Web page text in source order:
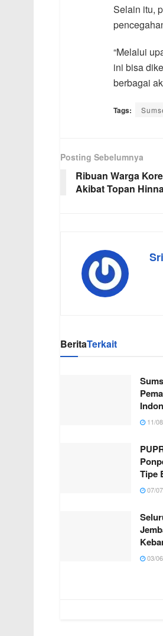
Selain itu,
“Melalui
ini bisa
berbagai
Tags:
Posting Sebelumnya
Ribuan Warga
Akibat Topan
BeritaTerkait
11/
Tipe
07/
03/